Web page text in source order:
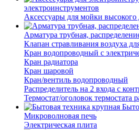
электроинструментов
Аксессуары для мойки высокого
Арматура трубная,
Клапан стравливания воздуха
Кран водопроводный с
Кран радиатора
Кран шаровой
Кран/вентиль водопроводный
Распределитель на 2 входа с
Термостат/оголовок термостата
Микроволновая печь
Электрическая плита